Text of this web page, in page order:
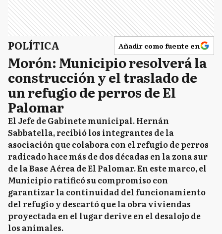
POLÍTICA Añadir como fuente en
Morón: Municipio resolverá la
construcción y el traslado de
un refugio de perros de El
Palomar
El Jefe de Gabinete municipal. Hernán
Sabbatella, recibió los integrantes de la
asociación que colabora con el refugio de perros
radicado hace más de dos décadas en la zona sur
de la Base Aérea de El Palomar. En este marco, el
Municipio ratificó su compromiso con
garantizar la continuidad del funcionamiento
del refugio y descartó que la obra viviendas
proyectada en el lugar derive en el desalojo de
los animales.